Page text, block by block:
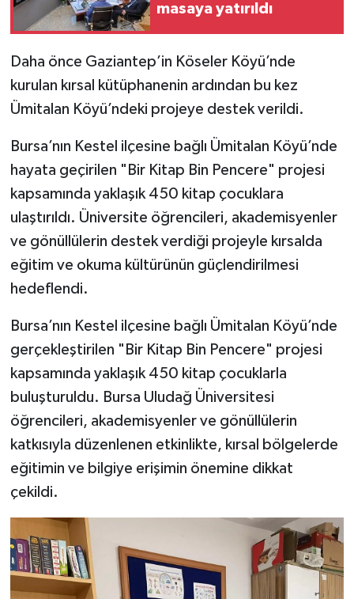
masaya yatırıldı
Daha önce Gaziantep’in Köseler Köyü’nde
kurulan kırsal kütüphanenin ardından bu kez
Ümitalan Köyü’ndeki projeye destek verildi.
Bursa’nın Kestel ilçesine bağlı Ümitalan Köyü’nde
hayata geçirilen "Bir Kitap Bin Pencere" projesi
kapsamında yaklaşık 450 kitap çocuklara
ulaştırıldı. Üniversite öğrencileri, akademisyenler
ve gönüllülerin destek verdiği projeyle kırsalda
eğitim ve okuma kültürünün güçlendirilmesi
hedeflendi.
Bursa’nın Kestel ilçesine bağlı Ümitalan Köyü’nde
gerçekleştirilen "Bir Kitap Bin Pencere" projesi
kapsamında yaklaşık 450 kitap çocuklarla
buluşturuldu. Bursa Uludağ Üniversitesi
öğrencileri, akademisyenler ve gönüllülerin
katkısıyla düzenlenen etkinlikte, kırsal bölgelerde
eğitimin ve bilgiye erişimin önemine dikkat
çekildi.
Türkiye
Yaşam
Yemek